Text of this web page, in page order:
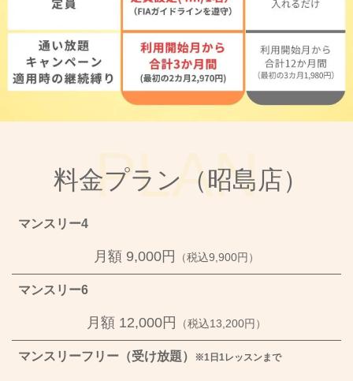
PLAN
料金プラン（昭島店）
マンスリー4
月額 9,000円 （税込9,900円）
マンスリー6
月額 12,000円 （税込13,200円）
マンスリーフリー（受け放題） ※1日1レッスンまで